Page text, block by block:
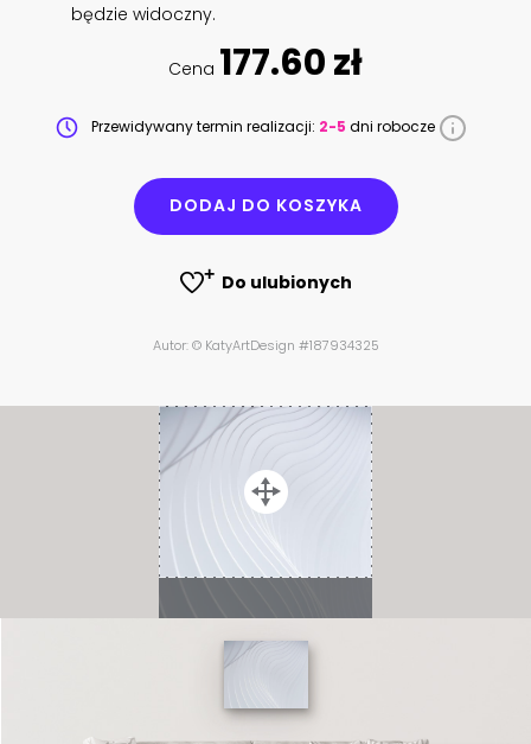
będzie widoczny.
Cena 177.60 zł
Przewidywany termin realizacji: 2-5 dni robocze
DODAJ DO KOSZYKA
Do ulubionych
Autor: © KatyArtDesign #187934325